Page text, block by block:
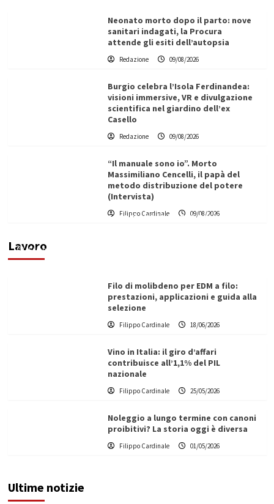
Neonato morto dopo il parto: nove
sanitari indagati, la Procura
attende gli esiti dell’autopsia
Redazione 09/08/2026
Burgio celebra l’Isola Ferdinandea:
visioni immersive, VR e divulgazione
scientifica nel giardino dell’ex
Casello
Redazione 09/08/2026
“Il manuale sono io”. Morto
Massimiliano Cencelli, il papà del
metodo distribuzione del potere
(Intervista)
Filippo Cardinale 09/08/2026
Lavoro
L’ingegnere saccense Buscarnera partner chiave
di un progetto transnazionale per la transizione
Filippo Cardinale
Filo di molibdeno per EDM a filo:
prestazioni, applicazioni e guida alla
selezione
Filippo Cardinale 18/06/2026
Vino in Italia: il giro d’affari
contribuisce all’1,1% del PIL
nazionale
Filippo Cardinale 25/05/2026
Noleggio a lungo termine con canoni
proibitivi? La storia oggi è diversa
Filippo Cardinale 01/05/2026
Ultime notizie